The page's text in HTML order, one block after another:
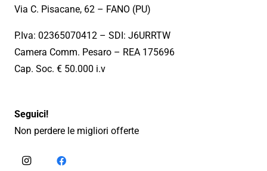
Via C. Pisacane, 62 – FANO (PU)
P.Iva: 02365070412 – SDI: J6URRTW
Camera Comm. Pesaro – REA 175696
Cap. Soc. € 50.000 i.v
Seguici!
Non perdere le migliori offerte